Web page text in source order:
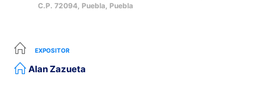
C.P. 72094, Puebla, Puebla
EXPOSITOR
Alan Zazueta